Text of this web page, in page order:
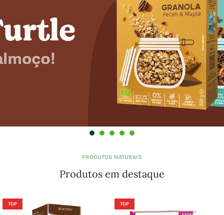
PRODUTOS NATURAIS
Produtos em destaque
TOP TOP